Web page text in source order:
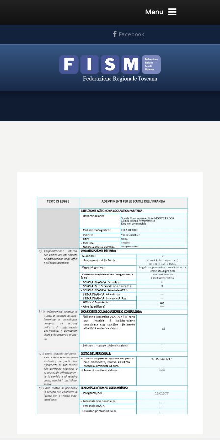
Menu
Facebook